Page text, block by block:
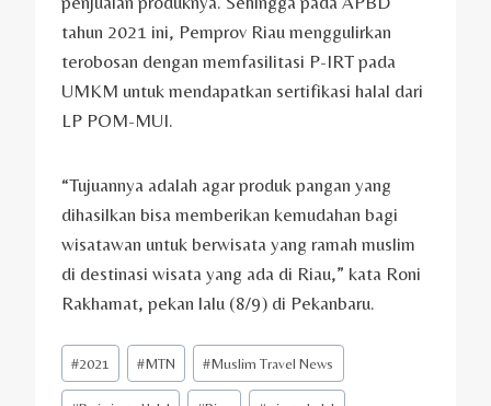
tahun 2021 ini, Pemprov Riau menggulirkan
terobosan dengan memfasilitasi P-IRT pada
UMKM untuk mendapatkan sertifikasi halal dari
LP POM-MUI.
“Tujuannya adalah agar produk pangan yang
dihasilkan bisa memberikan kemudahan bagi
wisatawan untuk berwisata yang ramah muslim
di destinasi wisata yang ada di Riau,” kata Roni
Rakhamat, pekan lalu (8/9) di Pekanbaru.
Post
Tags:
#2021 #MTN #Muslim Travel News